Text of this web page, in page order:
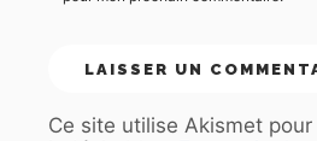
Ce site utilise Akismet